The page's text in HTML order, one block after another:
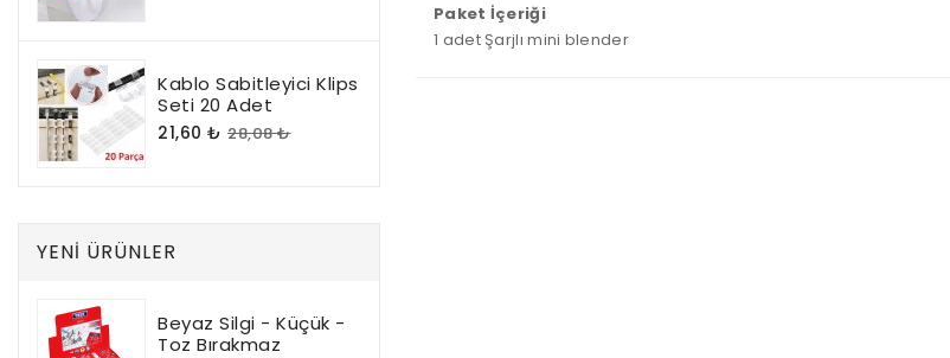
Kablo Sabitleyici Klips
Seti 20 Adet
21,60 ₺ 28,08 ₺
YENI ÜRÜNLER
Beyaz Silgi - Küçük -
Toz Bırakmaz
Paket İçeriği
1 adet Şarjlı mini blender